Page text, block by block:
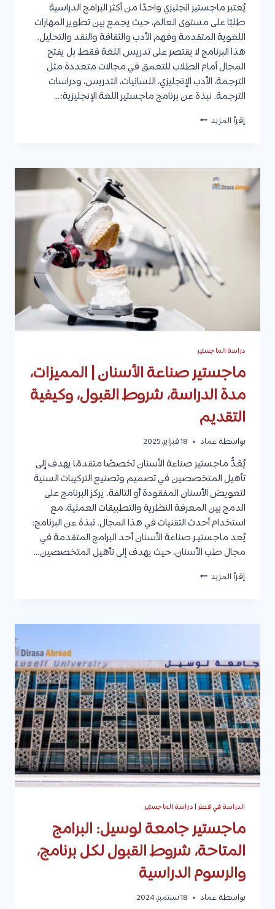
يُعتبر ماجستير انجليزي واحدًا من أكثر البرامج الدراسية
طلبًا على مستوى العالم، حيث يجمع بين تطوير المهارات
اللغوية المتقدمة وفهم الأدب والثقافة والنقد والتحليل.
هذا البرنامج لا يقتصر على تدريس اللغة فقط، بل يفتح
المجال أمام الطلاب للتعمق في مجالات متعددة مثل
الترجمة، الأدب الإنجليزي، اللسانيات، التدريس، ودراسات
الترجمة. نبذة عن برنامج ماجستير اللغة الإنجليزية:…
إقرأ المزيد ماجستير
الدراسة،
الجامعات
دراسة الماجستير
ماجستير صناعة الأسنان | المميزات،
مدة الدراسة، شروط القبول، وكيفية
التقديم
بواسطة عماد 18 فبراير، 2025
يُعَدُّ ماجستير صناعة الأسنان تخصصًا متقدمًا يهدف إلى
تأهيل المتخصصين في تصميم وتصنيع التركيبات السنية
لتعويض الأسنان المفقودة أو التالفة. يركز البرنامج على
الدمج بين المعرفة النظرية والتطبيقات العملية، مع
استخدام أحدث التقنيات في هذا المجال. نبذة عن البرنامج:
يُعد ماجستيـر صناعة الأسنان أحد البرامج المتقدمة في
مجال طب الأسنان، حيث يهدف إلى تأهيل المتخصصين…
إقرأ المزيد ماجستير
المميزات،
القبول،
وكيفية
التقديم
الدراسة في قطر| دراسة الماجستير
ماجستير جامعة لوسيل: البرامج
المتاحة، شروط القبول لكل برنامج،
والرسوم الدراسية
بواسطة عماد 18 سبتمبر، 2024